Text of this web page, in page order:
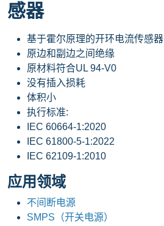
感器
基于霍尔原理的开环电流传感器
原边和副边之间绝缘
原材料符合UL 94-V0
没有插入损耗
体积小
执行标准:
IEC 60664-1:2020
IEC 61800-5-1:2022
IEC 62109-1:2010
应用领域
不间断电源
SMPS（开关电源）